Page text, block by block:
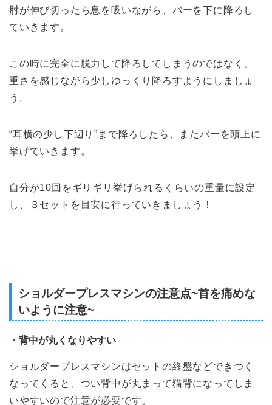
肘が伸び切ったら息を吸いながら、バーを下に降ろし
ていきます。
この時に完全に脱力して降ろしてしまうのではなく、
重さを感じながら少しゆっくり降ろすようにしましょ
う。
“耳横の少し下辺り”まで降ろしたら、またバーを頭上に
挙げていきます。
自分が10回をギリギリ挙げられるくらいの重量に設定
し、３セットを目安に行っていきましょう！
ショルダープレスマシンの注意点~首を痛めな
いように注意~
・背中が丸くなりやすい
ショルダープレスマシンはセットの終盤などできつく
なってくると
つい背中が丸まって猫背になってしま
いやすいので注意が必要です。